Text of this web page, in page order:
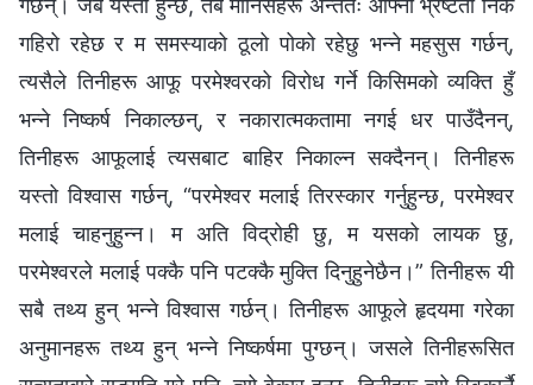
गहिरो रहेछ र म समस्याको ठूलो पोको रहेछु भन्ने महसुस गर्छन्,
त्यसैले तिनीहरू आफू परमेश्‍वरको विरोध गर्ने किसिमको व्यक्ति हुँ
भन्‍ने निष्कर्ष निकाल्छन्, र नकारात्मकतामा नगई धर पाउँदैनन्,
तिनीहरू आफूलाई त्यसबाट बाहिर निकाल्न सक्दैनन्। तिनीहरू
यस्तो विश्वास गर्छन्, “परमेश्‍वर मलाई तिरस्कार गर्नुहुन्छ, परमेश्‍वर
मलाई चाहनुहुन्न। म अति विद्रोही छु, म यसको लायक छु,
परमेश्‍वरले मलाई पक्कै पनि पटक्कै मुक्ति दिनुहुनेछैन।” तिनीहरू यी
सबै तथ्य हुन् भन्ने विश्वास गर्छन्। तिनीहरू आफूले हृदयमा गरेका
अनुमानहरू तथ्य हुन् भन्ने निष्कर्षमा पुग्छन्। जसले तिनीहरूसित